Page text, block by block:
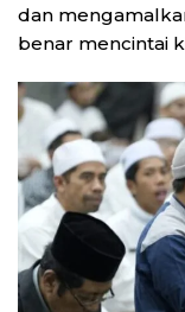
dan
benar mencintai